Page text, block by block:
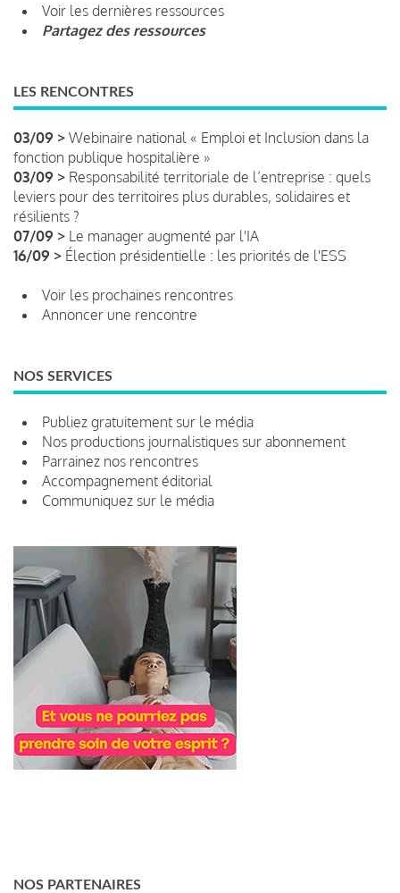
Voir les dernières ressources
Partagez des ressources
LES RENCONTRES
03/09 > Webinaire national « Emploi et Inclusion dans la
fonction publique hospitalière »
03/09 > Responsabilité territoriale de l’entreprise : quels
leviers pour des territoires plus durables, solidaires et
résilients ?
07/09 > Le manager augmenté par l'IA
16/09 > Élection présidentielle : les priorités de l'ESS
Voir les prochaines rencontres
Annoncer une rencontre
NOS SERVICES
Publiez gratuitement sur le média
Nos productions journalistiques sur abonnement
Parrainez nos rencontres
Accompagnement éditorial
Communiquez sur le média
NOS PARTENAIRES